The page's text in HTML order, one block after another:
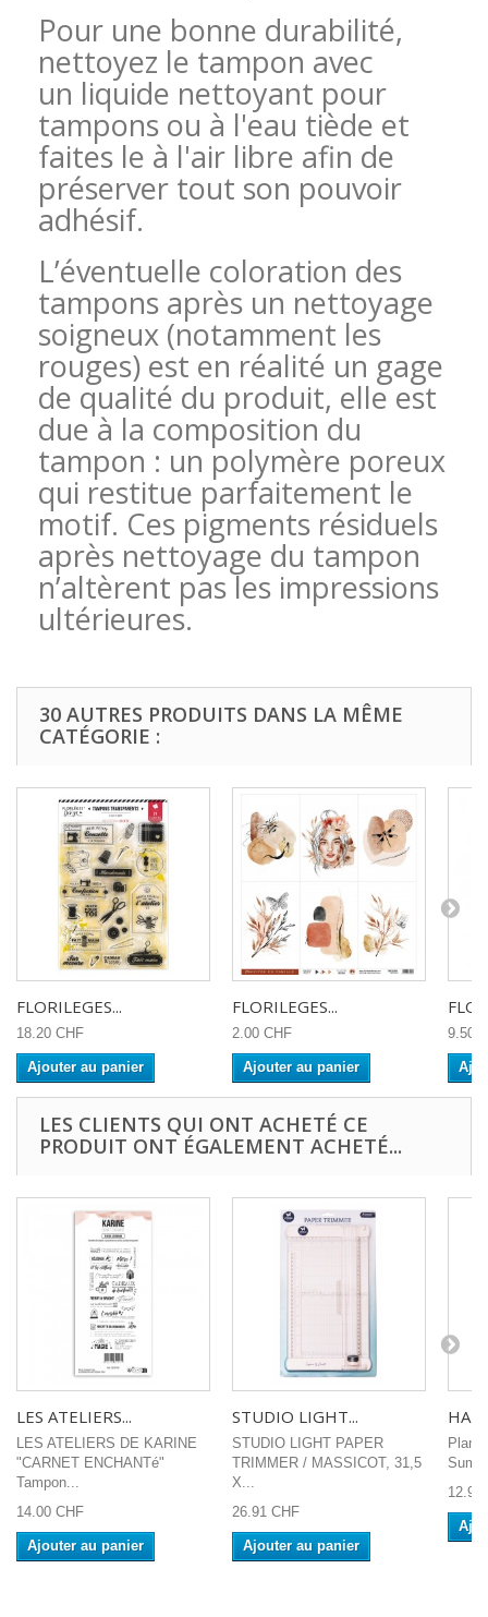
Pour une bonne durabilité,
nettoyez le tampon avec
un liquide nettoyant pour
tampons ou à l'eau tiède et
faites le à l'air libre afin de
préserver tout son pouvoir
adhésif.
L’éventuelle coloration des
tampons après un nettoyage
soigneux (notamment les
rouges) est en réalité un gage
de qualité du produit, elle est
due à la composition du
tampon : un polymère poreux
qui restitue parfaitement le
motif. Ces pigments résiduels
après nettoyage du tampon
n’altèrent pas les impressions
ultérieures.
30 AUTRES PRODUITS DANS LA MÊME
CATÉGORIE :
FLORILEGES...
18.20 CHF
Ajouter au panier
FLORILEGES...
2.00 CHF
Ajouter au panier
9.50
LES CLIENTS QUI ONT ACHETÉ CE
PRODUIT ONT ÉGALEMENT ACHETÉ...
LES ATELIERS...
LES ATELIERS DE KARINE
"CARNET ENCHANTé"
Tampon...
14.00 CHF
Ajouter au panier
STUDIO LIGHT...
STUDIO LIGHT PAPER
TRIMMER / MASSICOT, 31,5
X...
26.91 CHF
Ajouter au panier
HA-
12.90